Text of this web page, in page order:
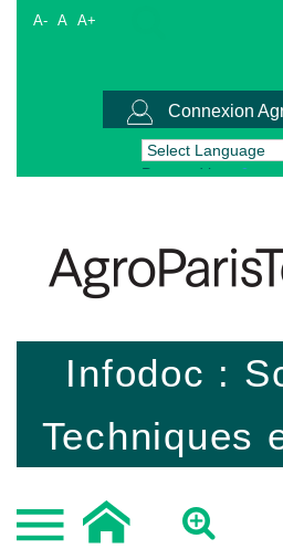
A- A A+
Connexion
Powered by
Infodoc :
Techniques